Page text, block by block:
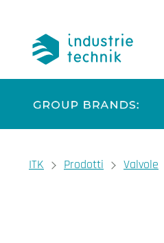
You are here:
ITK Prodotti Valvole